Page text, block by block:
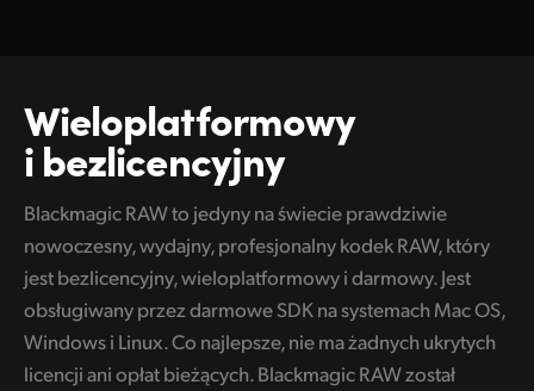
Wieloplatformowy
i bezlicencyjny
Blackmagic RAW to jedyny na świecie prawdziwie
nowoczesny, wydajny, profesjonalny kodek RAW, który
jest bezlicencyjny, wieloplatformowy i darmowy. Jest
obsługiwany przez darmowe SDK na systemach Mac OS,
Windows i Linux. Co najlepsze, nie ma żadnych ukrytych
licencji ani opłat bieżących. Blackmagic RAW został